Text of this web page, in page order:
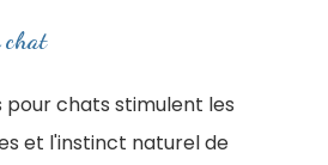
chat
pour chats stimulent les
et l'instinct naturel de